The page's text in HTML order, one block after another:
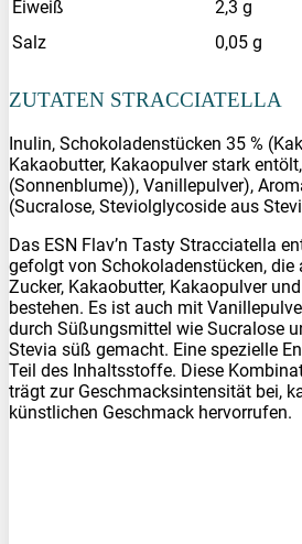
Eiweiß 2,3 g
Salz
0,05 g
ZUTATEN STRACCIATELLA
Inulin, Schokoladenstücken 35 %
Kakaobutter, Kakaopulver stark
(Sonnenblume)), Vanillepulver),
(Sucralose, Steviolglycoside aus
Das ESN Flav’n Tasty Stracciatella
gefolgt von Schokoladenstücken, die
Zucker, Kakaobutter, Kakaopulver
bestehen. Es ist auch mit
durch Süßungsmittel wie Sucralose
Stevia süß gemacht. Eine spezielle
Teil des Inhaltsstoffe. Diese
trägt zur Geschmacksintensität bei,
künstlichen Geschmack hervorrufen.